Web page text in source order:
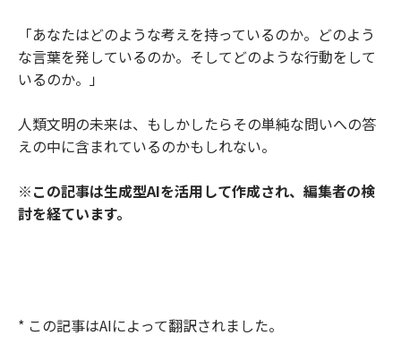
「あなたはどのような考えを持っているのか。どのよう
な言葉を発しているのか。そしてどのような行動をして
いるのか。」
人類文明の未来は、もしかしたらその単純な問いへの答
えの中に含まれているのかもしれない。
※この記事は生成型AIを活用して作成され、編集者の検
討を経ています。
* この記事はAIによって翻訳されました。